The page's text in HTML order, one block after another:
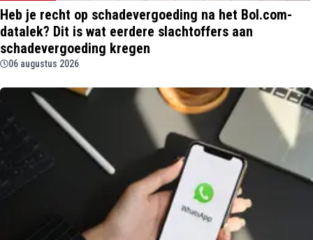
Heb je recht op schadevergoeding na het Bol.com-
datalek? Dit is wat eerdere slachtoffers aan
schadevergoeding kregen
06 augustus 2026